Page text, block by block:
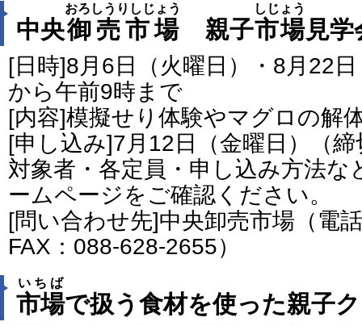
中央御売市場
おろしうりしじょう
親子市場
しじょう
見学
[日時]8月6日（火曜日）・8月22
から午前9時まで
[内容]模擬せり体験やマグロの解
[申し込み]7月12日（金曜日）（
対象者・各定員・申し込み方法な
ームページをご確認ください。
[問い合わせ先]中央卸売市場（
FAX：088-628-2655）
市場
いちば
で扱う食材を使った親子